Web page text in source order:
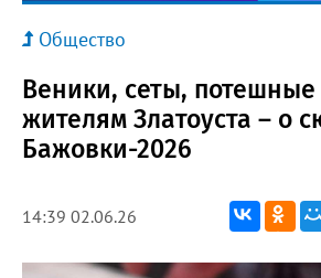
Общество
Веники, сеты, потешные
жителям Златоуста – о
Бажовки-2026
14:39 02.06.26